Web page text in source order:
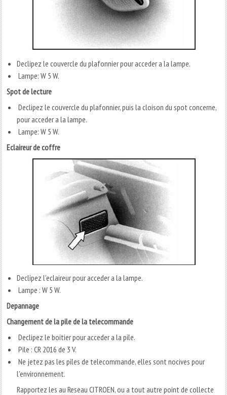
Declipez le couvercle du plafonnier pour acceder a la lampe.
Lampe: W 5 W.
Spot de lecture
Declipez le couvercle du plafonnier, puis la cloison du spot concerne,
pour acceder a la lampe.
Lampe: W 5 W.
Eclaireur de coffre
Declipez l'eclaireur pour acceder a la lampe.
Lampe : W 5 W.
Depannage
Changement de la pile de la telecommande
Declipez le boitier pour acceder a la pile.
Pile : CR 2016 de 3 V.
Ne jetez pas les piles de telecommande, elles sont nocives pour
l'environnement.
Rapportez les au Reseau CITROEN, ou a tout autre point de collecte